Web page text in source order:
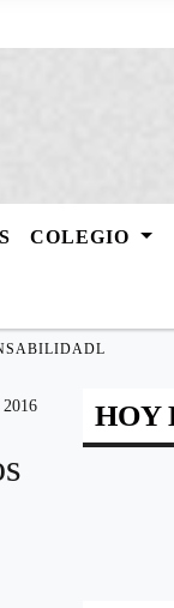
COLEGIO
HOY